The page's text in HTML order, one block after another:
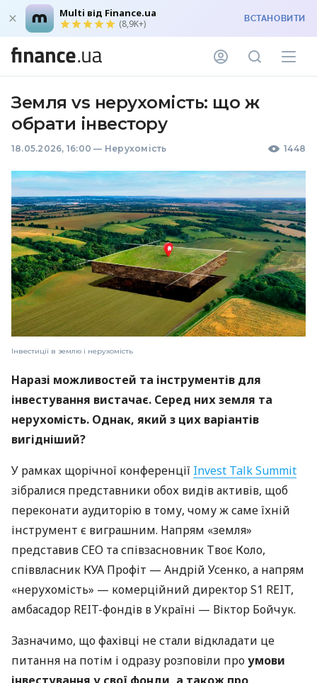
Multi від Finance.ua
(8,9K+) ВСТАНОВИТИ
Земля vs нерухомість: що ж
обрати інвестору
18.05.2026, 16:00 — Нерухомість 1448
Інвестиції в землю і нерухомість
Наразі можливостей та інструментів для
інвестування вистачає. Серед них земля та
нерухомість. Однак, який з цих варіантів
вигідніший?
У рамках щорічної конференції Invest Talk Summit
зібралися представники обох видів активів, щоб
переконати аудиторію в тому, чому ж саме їхній
інструмент є виграшним. Напрям «земля»
представив СЕО та співзасновник Твоє Коло,
співвласник КУА Профіт — Андрій Усенко, а напрям
«нерухомість» — комерційний директор S1 REIT,
амбасадор REIT-фондів в Україні — Віктор Бойчук.
Зазначимо, що фахівці не стали відкладати це
питання на потім і одразу розповіли проумови